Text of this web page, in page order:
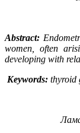
Abstract:
women, often
developing with
Keywords: thyroid